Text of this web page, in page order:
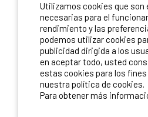
NUESTROS
Utilizamos cookies que
necesarias para el
rendimiento y las
podemos utilizar cookies
publicidad dirigida a los
en aceptar todo, usted
estas cookies para los
nuestra política de cookies.
Para obtener más